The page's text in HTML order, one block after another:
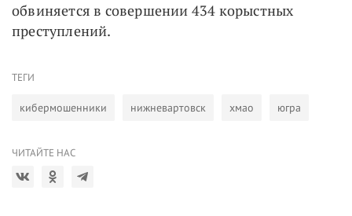
обвиняется в совершении 434 корыстных
преступлений.
ТЕГИ
кибермошенники нижневартовск хмао югра
ЧИТАЙТЕ НАС